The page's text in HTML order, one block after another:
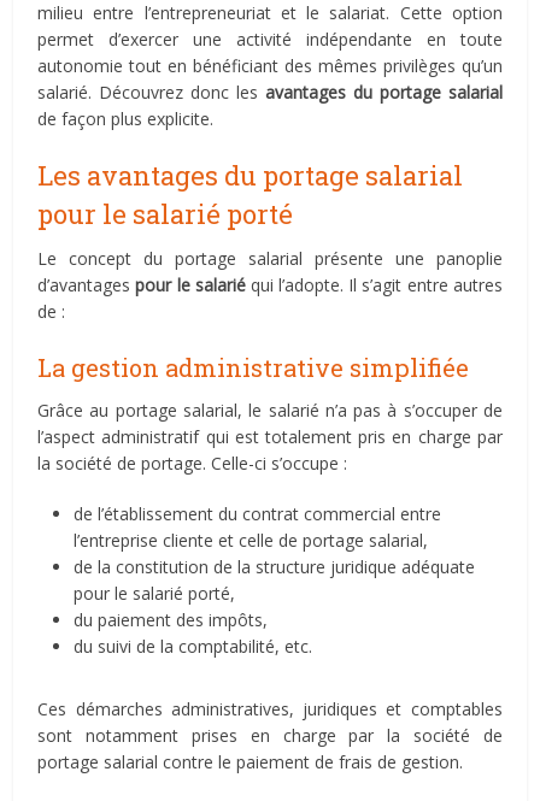
milieu entre l’entrepreneuriat et le salariat. Cette option
permet d’exercer une activité indépendante en toute
autonomie tout en bénéficiant des mêmes privilèges qu’un
salarié. Découvrez donc les avantages du portage salarial
de façon plus explicite.
Les avantages du portage salarial
pour le salarié porté
Le concept du portage salarial présente une panoplie
d’avantagespour le salariéqui l’adopte. Il s’agit entre autres
de :
La gestion administrative simplifiée
Grâce au portage salarial, le salarié n’a pas à s’occuper de
l’aspect administratif qui est totalement pris en charge par
la société de portage. Celle-ci s’occupe :
de l’établissement du contrat commercial entre
l’entreprise cliente et celle de portage salarial,
de la constitution de la structure juridique adéquate
pour le salarié porté,
du paiement des impôts,
du suivi de la comptabilité, etc.
Ces démarches administratives, juridiques et comptables
sont notamment prises en charge par la société de
portage salarial contre le paiement de frais de gestion.